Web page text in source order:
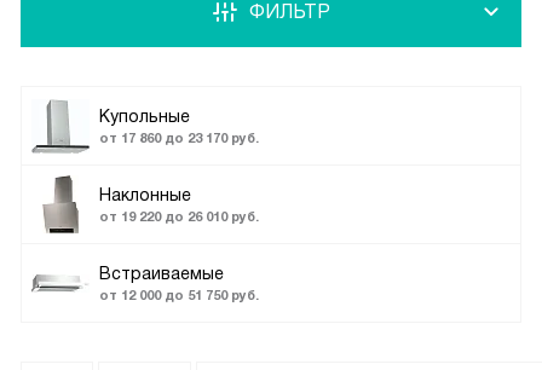
Купольные
от 17 860 до 23 170 руб.
Наклонные
от 19 220 до 26 010 руб.
Встраиваемые
от 12 000 до 51 750 руб.
ФИЛЬТР